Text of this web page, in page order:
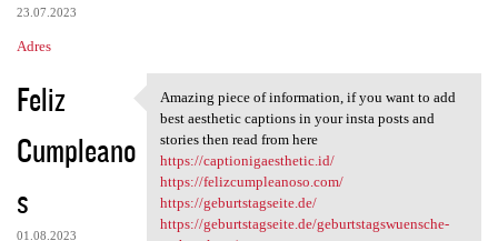
23.07.2023
Adres
Feliz
Cumpleano
s
01.08.2023
Amazing piece of information,
Amazing piece of information, if you want to add
best aesthetic captions in your insta posts and
stories then read from here
https://captionigaesthetic.id/
https://felizcumpleanoso.com/
https://geburtstagseite.de/
https://geburtstagseite.de/geburtstagswuensche-